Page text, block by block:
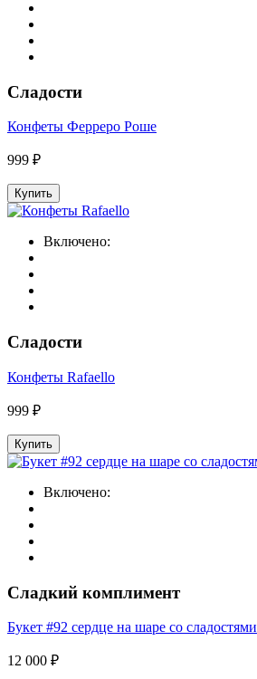
Сладости
Конфеты Ферреро Роше
999 ₽
Купить
Включено:
Сладости
Конфеты Rafaello
999 ₽
Купить
Включено:
Сладкий комплимент
Букет #92 сердце на шаре со сладостями
12 000 ₽